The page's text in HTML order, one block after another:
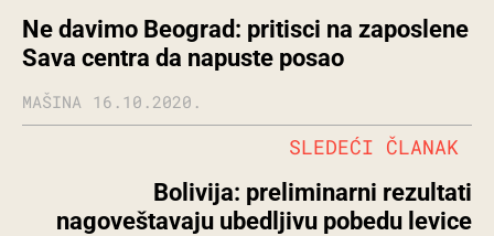
Ne davimo Beograd: pritisci na zaposlene
Sava centra da napuste posao
MAŠINA 16.10.2020.
Bolivija: preliminarni rezultati
nagoveštavaju ubedljivu pobedu levice
SLEDEĆI ČLANAK